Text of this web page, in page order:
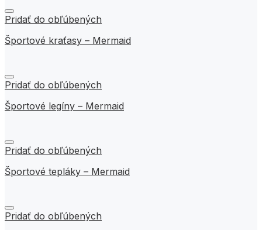
Pridať do obľúbených
Športové kraťasy – Mermaid
Pridať do obľúbených
Športové legíny – Mermaid
Pridať do obľúbených
Športové tepláky – Mermaid
Pridať do obľúbených